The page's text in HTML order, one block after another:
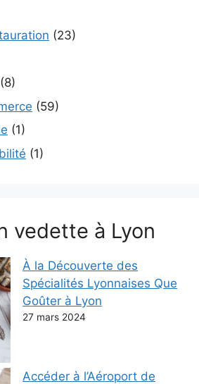
(23)
(8)
(59)
(1)
(1)
vedette à Lyon
À la Découverte des
Spécialités Lyonnaises Que
Goûter à Lyon
27 mars 2024
Accéder à l’Aéroport de